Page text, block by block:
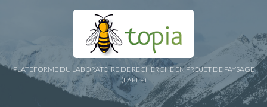
PLATEFORME DU LABORATOIRE DE RECHERCHE EN PROJET DE PAYSAGE
(LAREP)